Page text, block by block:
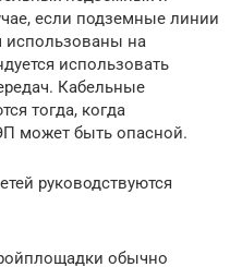
если подземные линии
использованы на
использовать
Кабельные
тогда, когда
может быть опасной.
руководствуются
обычно